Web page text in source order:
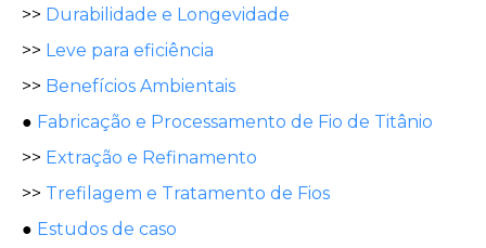
>> Durabilidade e Longevidade
>> Leve para eficiência
>> Benefícios Ambientais
● Fabricação e Processamento de Fio de Titânio
>> Extração e Refinamento
>> Trefilagem e Tratamento de Fios
● Estudos de caso